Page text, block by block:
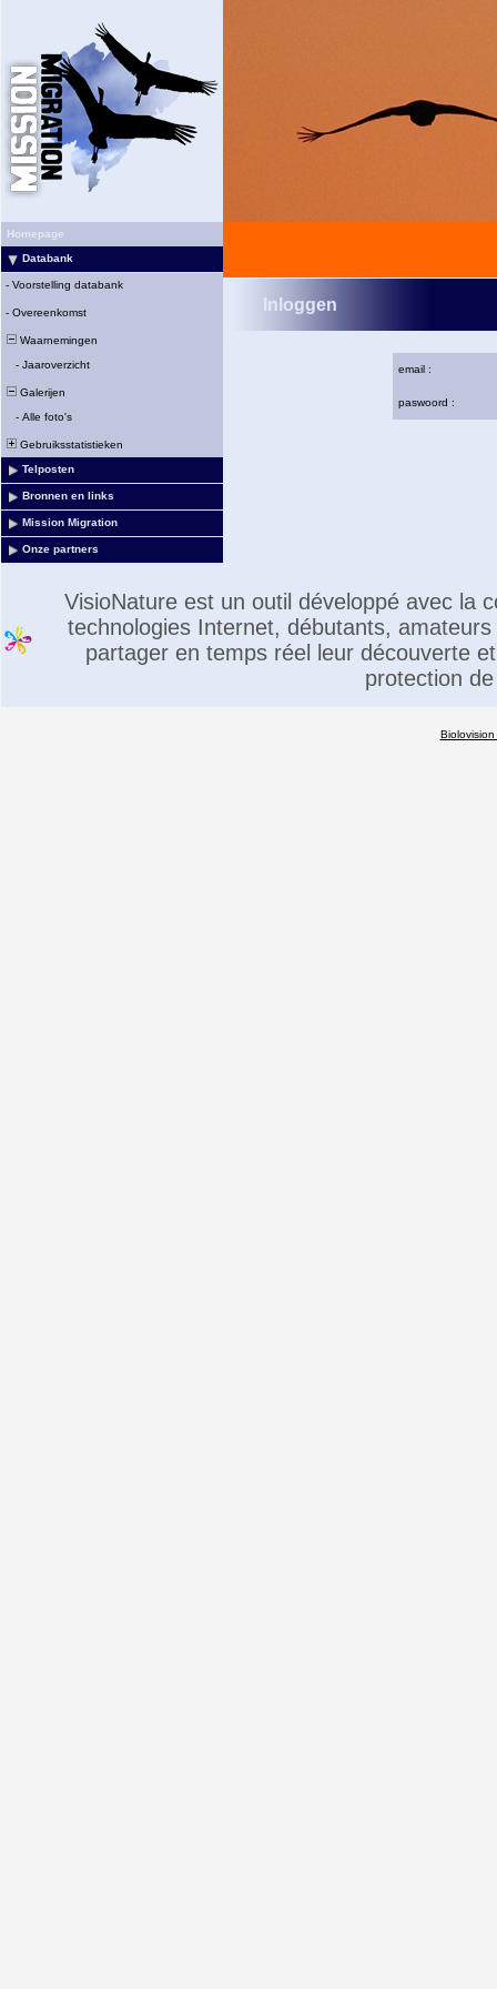
Homepage
Databank
- Voorstelling databank
- Overeenkomst
Waarnemingen
- Jaaroverzicht
Galerijen
- Alle foto's
Gebruiksstatistieken
Telposten
Bronnen en links
Mission Migration
Onze partners
Inloggen
email :
paswoord :
VisioNature est un outil développé avec la
technologies Internet, débutants,
partager en temps réel leur découverte
protection
Biolovision